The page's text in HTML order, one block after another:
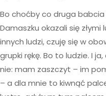
Bo choćby co druga
Damaszku okazali się złymi
innych ludzi, czuję się w
grupki rękę. Bo to ludzie. I
nie: mam zaszczyt – im
– a dla mnie to kiwnąć